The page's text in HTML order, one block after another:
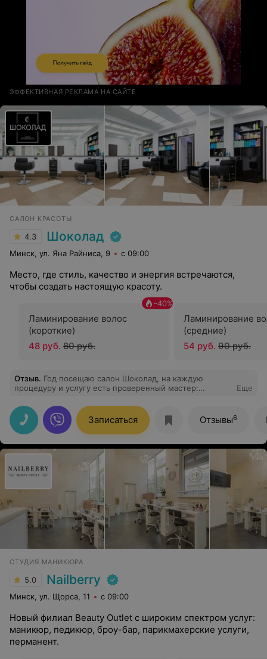
ЭФФЕКТИВНАЯ РЕКЛАМА НА САЙТЕ
САЛОН КРАСОТЫ
4.3 Шоколад
Минск, ул. Яна Райниса, 9 с 09:00
Место, где стиль, качество и энергия встречаются,
чтобы создать настоящую красоту.
Ламинирование волос
(короткие)
-40%
48 руб. 80 руб.
Ламинирование
(средние)
54 руб. 90 руб.
Отзыв. Год посещаю салон Шоколад, на каждую
процедуру и услугу есть проверенный мастер:
мастер, которая понимает все пожелания и делает все
очень профессионально. Огромная благодарность,
рекомендую!
Еще
Записаться Отзывы6
СТУДИЯ МАНИКЮРА
5.0 Nailberry
Минск, ул. Щорса, 11 с 09:00
Новый филиал Beauty Outlet с широким спектром услуг:
маникюр, педикюр, броу-бар, парикмахерские услуги,
перманент.